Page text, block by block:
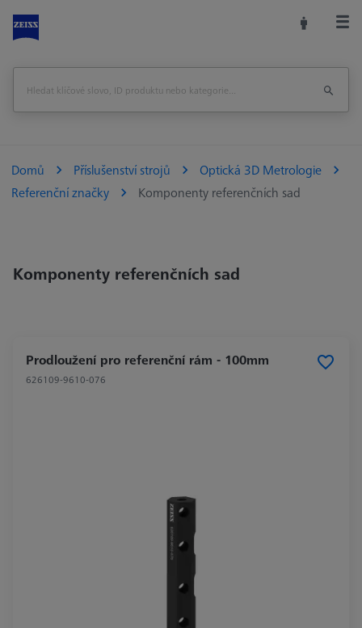
Domů Příslušenství strojů
Optická 3D Metrologie
Referenční značky
Komponenty referenčních sad
Komponenty referenčních sad
Prodloužení pro referenční rám - 100mm
626109-9610-076